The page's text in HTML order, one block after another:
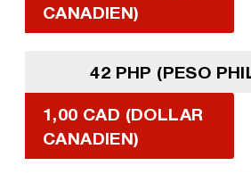
CANADIEN)
42 PHP (PESO
1,00 CAD (DOLLAR
CANADIEN)